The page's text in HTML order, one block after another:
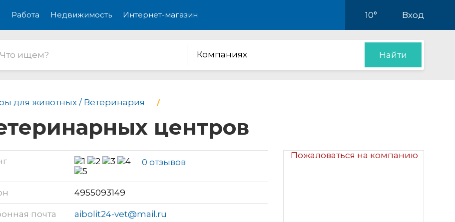
Работа Недвижимость Интернет-магазин 10° Вход
Компаниях Найти
для животных / Ветеринария
центров
Пожаловаться на компанию
0 отзывов
4955093149
почта aibolit24-vet@mail.ru